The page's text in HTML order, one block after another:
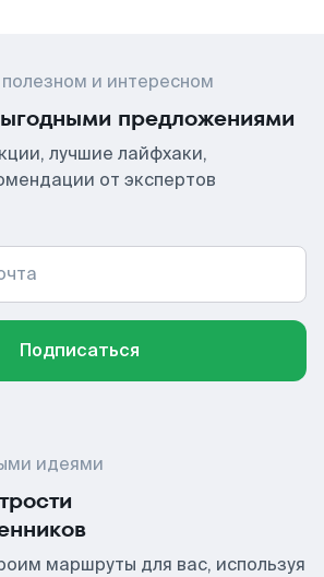
и интересном
предложениями
лучшие лайфхаки,
от экспертов
Подписаться
идеями
маршруты для вас, используя